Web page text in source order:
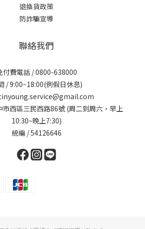
退換貨政策
防詐騙宣導
聯絡我們
付費電話 / 0800-638000
/ 9:00~18:00(例假日休息)
市西區三民西路86號 (周二到周六，早上
10:30~晚上7:30)
統編 / 54126646